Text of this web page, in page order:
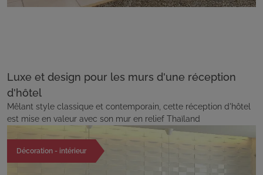
Luxe et design pour les murs d'une réception
d'hôtel
Mêlant style classique et contemporain, cette réception d'hôtel
est mise en valeur avec son mur en relief Thaïland
Décoration - intérieur